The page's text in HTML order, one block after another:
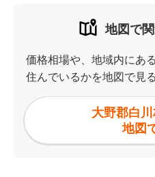
地図で
価格相場や、地域内にあ
住んでいるかを地図で見
大野郡白
地図